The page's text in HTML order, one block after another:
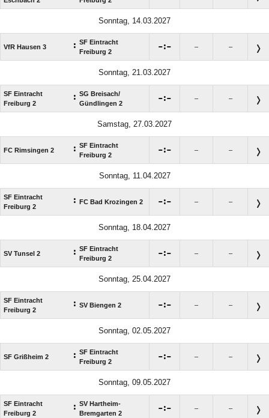
Sonntag, 14.03.2027
VfR Hausen 3 : SF Eintracht
Freiburg 2
: – –
Sonntag, 21.03.2027
SF Eintracht
Freiburg 2
: SG Breisach/​
Gündlingen 2
: – –
Samstag, 27.03.2027
FC Rimsingen 2 : SF Eintracht
Freiburg 2
: – –
Sonntag, 11.04.2027
SF Eintracht
Freiburg 2
: FC Bad Krozingen 2 : – –
Sonntag, 18.04.2027
SV Tunsel 2 : SF Eintracht
Freiburg 2
: – –
Sonntag, 25.04.2027
SF Eintracht
Freiburg 2
: SV Biengen 2 : – –
Sonntag, 02.05.2027
SF Grißheim 2 : SF Eintracht
Freiburg 2
: – –
Sonntag, 09.05.2027
SF Eintracht
Freiburg 2
: SV Hartheim-
Bremgarten 2
: – –